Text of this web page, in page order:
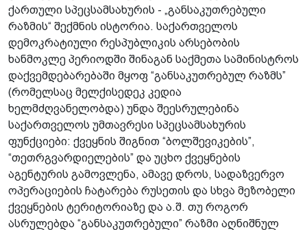
ქართული სპეცსამსახურის - „განსაკუთრებული
რაზმის“ შექმნის ისტორია. საქართველოს
დემოკრატიული რესპუბლიკის არსებობის
ხანმოკლე პერიოდში შინაგან საქმეთა სამინისტროს
დაქვემდებარებაში მყოფ “განსაკუთრებულ რაზმს”
(რომელსაც მელქისედეკ კედია
ხელმძღვანელობდა) უნდა შეესრულებინა
საქართველოს უმთავრესი სპეცსამსახურის
ფუნქციები: ქვეყნის შიგნით “ბოლშევიკების”,
“თეთრგვარდიელების” და უცხო ქვეყნების
აგენტურის გამოვლენა, ამავე დროს, სადაზვერვო
ოპერაციების ჩატარება რუსეთის და სხვა მეზობელი
ქვეყნების ტერიტორიაზე და ა.შ. თუ როგორ
ასრულებდა “განსაკუთრებული” რაზმი აღნიშნულ